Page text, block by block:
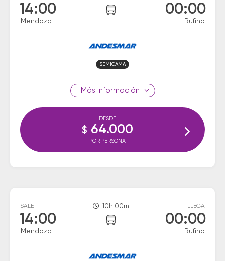
14:00
Mendoza
00:00
Rufino
SEMICAMA
información
DESDE
$ 64.000
POR PERSONA
SALE
14:00
Mendoza
10h 00m LLEGA
00:00
Rufino